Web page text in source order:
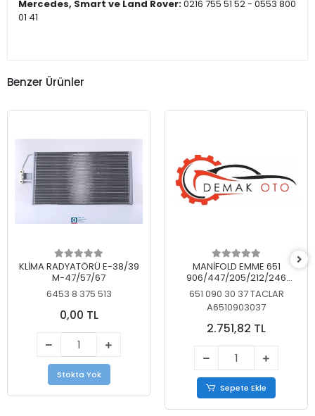
Mercedes, Smart ve Land Rover:0216 755 51 52 - 0553 800
01 41
Benzer Ürünler
KLİMA RADYATÖRÜ E-38/39
M-47/57/67
6453 8 375 513
0,00 TL
Stokta Yok
MANİFOLD EMME 651
906/447/205/212/246
KELEBEKSİZ
651 090 30 37 TACLAR
A6510903037
2.751,82 TL
Sepete Ekle